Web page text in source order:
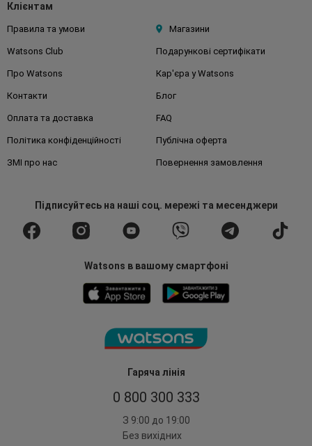
Гаряча лінія
0 800 300 333
З 9:00 до 19:00
Без вихідних
Клієнтам
Правила та умови Магазини
Watsons Club Подарункові сертифікати
Про Watsons Кар'єра у Watsons
Контакти Блог
Оплата та доставка FAQ
Політика конфіденційності Публічна оферта
ЗМІ про нас Повернення замовлення
Підписуйтесьна наші соц. мережі та месенджери
Watsons в вашому смартфоні